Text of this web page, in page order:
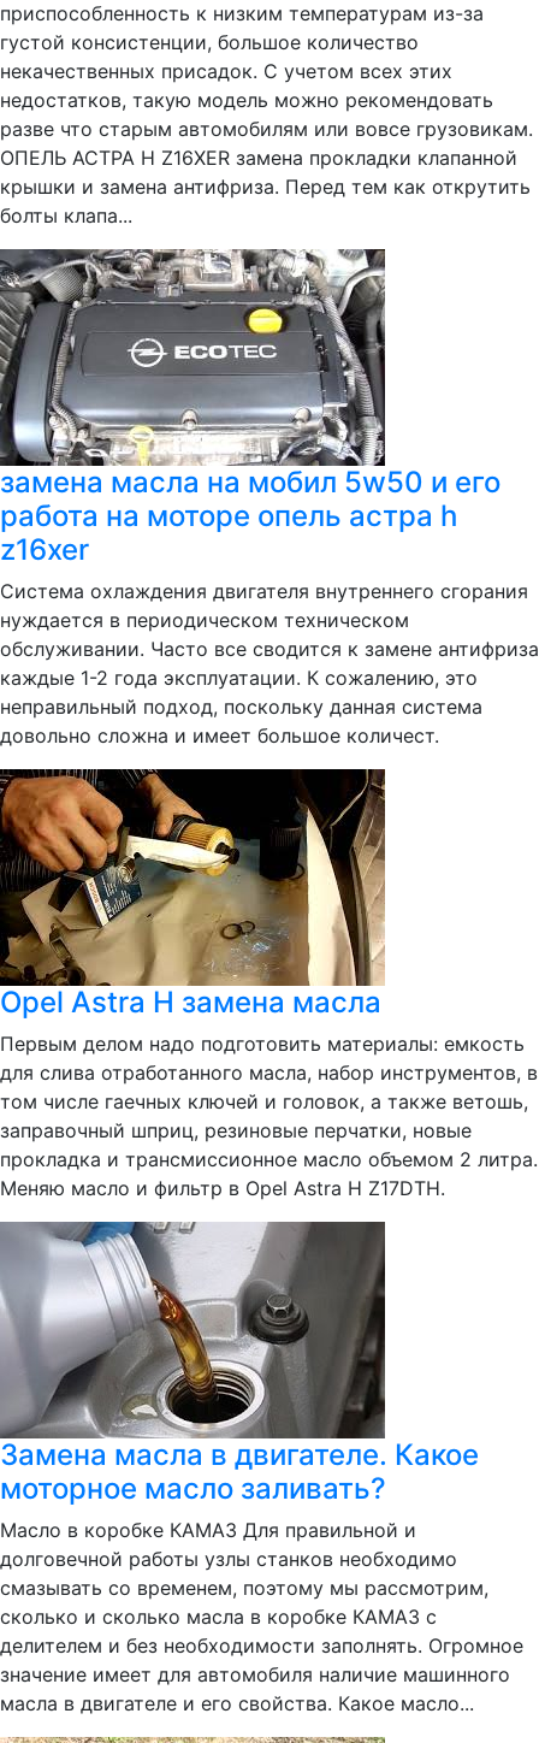
приспособленность к низким температурам из-за
густой консистенции, большое количество
некачественных присадок. С учетом всех этих
недостатков, такую модель можно рекомендовать
разве что старым автомобилям или вовсе грузовикам.
ОПЕЛЬ АСТРА Н Z16XER замена прокладки клапанной
крышки и замена антифриза. Перед тем как открутить
болты клапа...
замена масла на мобил 5w50 и его
работа на моторе опель астра h
z16xer
Система охлаждения двигателя внутреннего сгорания
нуждается в периодическом техническом
обслуживании. Часто все сводится к замене антифриза
каждые 1-2 года эксплуатации. К сожалению, это
неправильный подход, поскольку данная система
довольно сложна и имеет большое количест.
Opel Astra H замена масла
Первым делом надо подготовить материалы: емкость
для слива отработанного масла, набор инструментов, в
том числе гаечных ключей и головок, а также ветошь,
заправочный шприц, резиновые перчатки, новые
прокладка и трансмиссионное масло объемом 2 литра.
Меняю масло и фильтр в Opel Astra H Z17DTH.
Замена масла в двигателе. Какое
моторное масло заливать?
Масло в коробке КАМАЗ Для правильной и
долговечной работы узлы станков необходимо
смазывать со временем, поэтому мы рассмотрим,
сколько и сколько масла в коробке КАМАЗ с
делителем и без необходимости заполнять. Огромное
значение имеет для автомобиля наличие машинного
масла в двигателе и его свойства. Какое масло...